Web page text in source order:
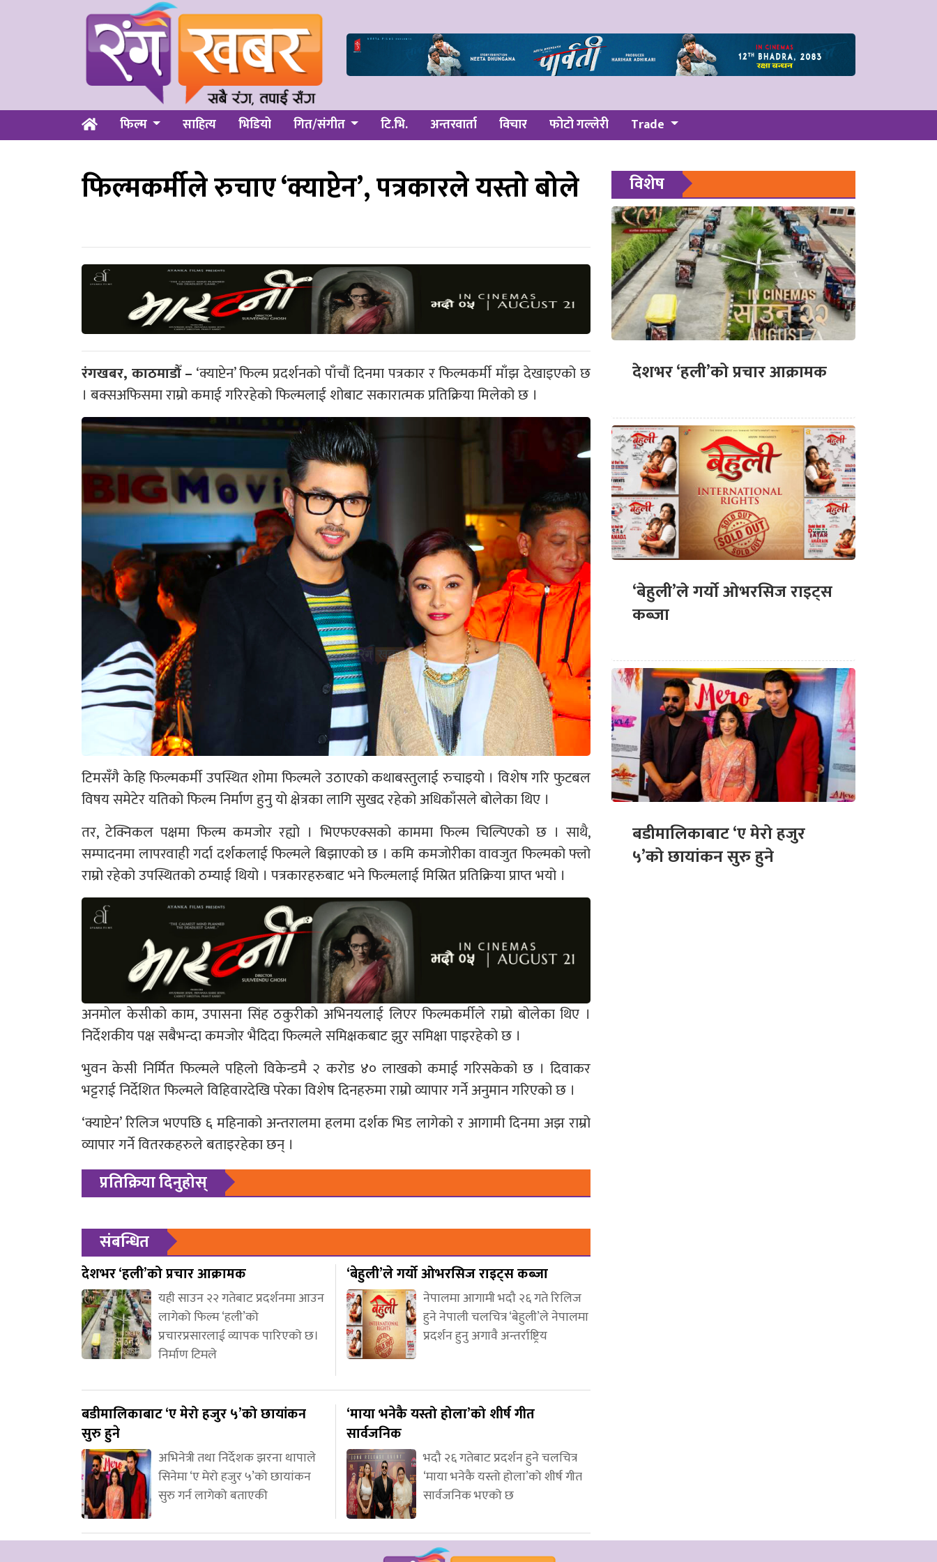
फिल्म साहित्य भिडियो गित/संगीत टि.भि. अन्तरवार्ता विचार फोटो गल्लेरी Trade
फिल्मकर्मीले रुचाए ‘क्याप्टेन’, पत्रकारले यस्तो बोले
रंगखबर, काठमाडौँ – ‘क्याप्टेन’ फिल्म प्रदर्शनको पाँचौं दिनमा पत्रकार र फिल्मकर्मी माँझ देखाइएको छ
। बक्सअफिसमा राम्रो कमाई गरिरहेको फिल्मलाई शोबाट सकारात्मक प्रतिक्रिया मिलेको छ ।
टिमसँगै केहि फिल्मकर्मी उपस्थित शोमा फिल्मले उठाएको कथाबस्तुलाई रुचाइयो । विशेष गरि फुटबल
विषय समेटेर यतिको फिल्म निर्माण हुनु यो क्षेत्रका लागि सुखद रहेको अधिकाँसले बोलेका थिए ।
तर, टेक्निकल पक्षमा फिल्म कमजोर रह्यो । भिएफएक्सको काममा फिल्म चिल्पिएको छ । साथै,
सम्पादनमा लापरवाही गर्दा दर्शकलाई फिल्मले बिझाएको छ । कमि कमजोरीका वावजुत फिल्मको फ्लो
राम्रो रहेको उपस्थितको ठम्याई थियो । पत्रकारहरुबाट भने फिल्मलाई मिस्रित प्रतिक्रिया प्राप्त भयो ।
अनमोल केसीको काम, उपासना सिंह ठकुरीको अभिनयलाई लिएर फिल्मकर्मीले राम्रो बोलेका थिए ।
निर्देशकीय पक्ष सबैभन्दा कमजोर भैदिदा फिल्मले समिक्षकबाट झुर समिक्षा पाइरहेको छ ।
भुवन केसी निर्मित फिल्मले पहिलो विकेन्डमै २ करोड ४० लाखको कमाई गरिसकेको छ । दिवाकर
भट्टराई निर्देशित फिल्मले विहिवारदेखि परेका विशेष दिनहरुमा राम्रो व्यापार गर्ने अनुमान गरिएको छ ।
‘क्याप्टेन’ रिलिज भएपछि ६ महिनाको अन्तरालमा हलमा दर्शक भिड लागेको र आगामी दिनमा अझ राम्रो
व्यापार गर्ने वितरकहरुले बताइरहेका छन् ।
प्रतिक्रिया दिनुहोस्
संबन्धित
देशभर ‘हली’को प्रचार आक्रामक
यही साउन २२ गतेबाट प्रदर्शनमा आउन
लागेको फिल्म ‘हली’को
प्रचारप्रसारलाई व्यापक पारिएको छ।
निर्माण टिमले
‘बेहुली’ले गर्यो ओभरसिज राइट्स कब्जा
नेपालमा आगामी भदौ २६ गते रिलिज
हुने नेपाली चलचित्र ‘बेहुली’ले नेपालमा
प्रदर्शन हुनु अगावै अन्तर्राष्ट्रिय
बडीमालिकाबाट ‘ए मेरो हजुर ५’को छायांकन
सुरु हुने
अभिनेत्री तथा निर्देशक झरना थापाले
सिनेमा ‘ए मेरो हजुर ५’को छायांकन
सुरु गर्न लागेको बताएकी
‘माया भनेकै यस्तो होला’को शीर्ष गीत
सार्वजनिक
भदौ २६ गतेबाट प्रदर्शन हुने चलचित्र
‘माया भनेकै यस्तो होला’को शीर्ष गीत
सार्वजनिक भएको छ
विशेष
देशभर ‘हली’को प्रचार आक्रामक
‘बेहुली’ले गर्यो ओभरसिज राइट्स
कब्जा
बडीमालिकाबाट ‘ए मेरो हजुर
५’को छायांकन सुरु हुने